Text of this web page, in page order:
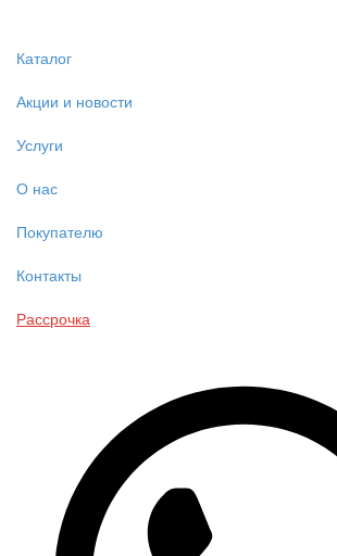
Каталог
Акции и новости
Услуги
О нас
Покупателю
Контакты
Рассрочка